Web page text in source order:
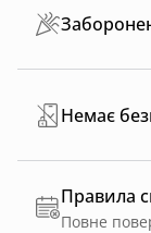
Немає
Правила